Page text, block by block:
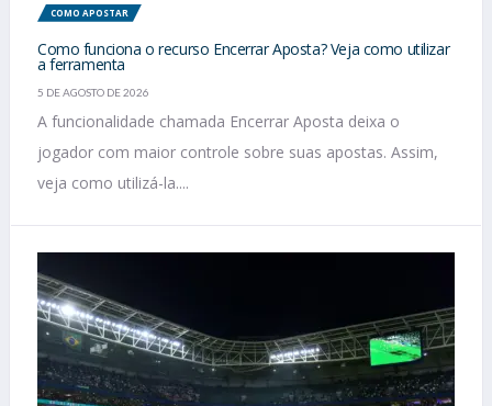
COMO APOSTAR
Como funciona o recurso Encerrar Aposta? Veja como utilizar
a ferramenta
5 DE AGOSTO DE 2026
A funcionalidade chamada Encerrar Aposta deixa o
jogador com maior controle sobre suas apostas. Assim,
veja como utilizá-la....